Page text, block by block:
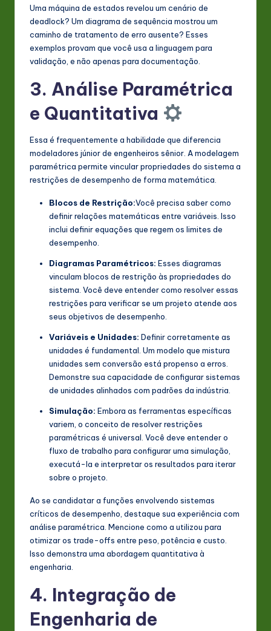
Uma máquina de estados revelou um cenário de
deadlock? Um diagrama de sequência mostrou um
caminho de tratamento de erro ausente? Esses
exemplos provam que você usa a linguagem para
validação, e não apenas para documentação.
3. Análise Paramétrica
e Quantitativa
Essa é frequentemente a habilidade que diferencia
modeladores júnior de engenheiros sênior. A modelagem
paramétrica permite vincular propriedades do sistema a
restrições de desempenho de forma matemática.
Blocos de Restrição:Você precisa saber como
definir relações matemáticas entre variáveis. Isso
inclui definir equações que regem os limites de
desempenho.
Diagramas Paramétricos: Esses diagramas
vinculam blocos de restrição às propriedades do
sistema. Você deve entender como resolver essas
restrições para verificar se um projeto atende aos
seus objetivos de desempenho.
Variáveis e Unidades: Definir corretamente as
unidades é fundamental. Um modelo que mistura
unidades sem conversão está propenso a erros.
Demonstre sua capacidade de configurar sistemas
de unidades alinhados com padrões da indústria.
Simulação: Embora as ferramentas específicas
variem, o conceito de resolver restrições
paramétricas é universal. Você deve entender o
fluxo de trabalho para configurar uma simulação,
executá-la e interpretar os resultados para iterar
sobre o projeto.
Ao se candidatar a funções envolvendo sistemas
críticos de desempenho, destaque sua experiência com
análise paramétrica. Mencione como a utilizou para
otimizar os trade-offs entre peso, potência e custo.
Isso demonstra uma abordagem quantitativa à
engenharia.
4. Integração de
Engenharia de